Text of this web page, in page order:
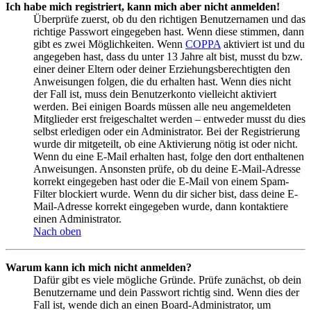
Ich habe mich registriert, kann mich aber nicht anmelden!
Überprüfe zuerst, ob du den richtigen Benutzernamen und das
richtige Passwort eingegeben hast. Wenn diese stimmen, dann
gibt es zwei Möglichkeiten. Wenn COPPA aktiviert ist und du
angegeben hast, dass du unter 13 Jahre alt bist, musst du bzw.
einer deiner Eltern oder deiner Erziehungsberechtigten den
Anweisungen folgen, die du erhalten hast. Wenn dies nicht
der Fall ist, muss dein Benutzerkonto vielleicht aktiviert
werden. Bei einigen Boards müssen alle neu angemeldeten
Mitglieder erst freigeschaltet werden – entweder musst du dies
selbst erledigen oder ein Administrator. Bei der Registrierung
wurde dir mitgeteilt, ob eine Aktivierung nötig ist oder nicht.
Wenn du eine E-Mail erhalten hast, folge den dort enthaltenen
Anweisungen. Ansonsten prüfe, ob du deine E-Mail-Adresse
korrekt eingegeben hast oder die E-Mail von einem Spam-
Filter blockiert wurde. Wenn du dir sicher bist, dass deine E-
Mail-Adresse korrekt eingegeben wurde, dann kontaktiere
einen Administrator.
Nach oben
Warum kann ich mich nicht anmelden?
Dafür gibt es viele mögliche Gründe. Prüfe zunächst, ob dein
Benutzername und dein Passwort richtig sind. Wenn dies der
Fall ist, wende dich an einen Board-Administrator, um